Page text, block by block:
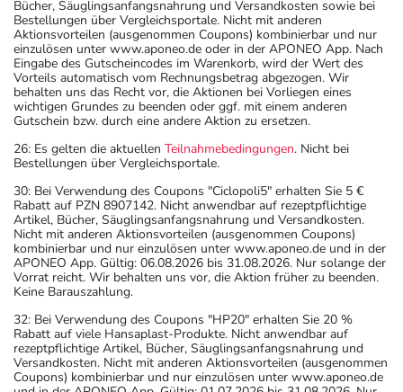
Bücher, Säuglingsanfangsnahrung und Versandkosten sowie bei
Bestellungen über Vergleichsportale. Nicht mit anderen
Aktionsvorteilen (ausgenommen Coupons) kombinierbar und nur
einzulösen unter www.aponeo.de oder in der APONEO App. Nach
Eingabe des Gutscheincodes im Warenkorb, wird der Wert des
Vorteils automatisch vom Rechnungsbetrag abgezogen. Wir
behalten uns das Recht vor, die Aktionen bei Vorliegen eines
wichtigen Grundes zu beenden oder ggf. mit einem anderen
Gutschein bzw. durch eine andere Aktion zu ersetzen.
26: Es gelten die aktuellen Teilnahmebedingungen. Nicht bei
Bestellungen über Vergleichsportale.
30: Bei Verwendung des Coupons "Ciclopoli5" erhalten Sie 5 €
Rabatt auf PZN 8907142. Nicht anwendbar auf rezeptpflichtige
Artikel, Bücher, Säuglingsanfangsnahrung und Versandkosten.
Nicht mit anderen Aktionsvorteilen (ausgenommen Coupons)
kombinierbar und nur einzulösen unter www.aponeo.de und in der
APONEO App. Gültig: 06.08.2026 bis 31.08.2026. Nur solange der
Vorrat reicht. Wir behalten uns vor, die Aktion früher zu beenden.
Keine Barauszahlung.
32: Bei Verwendung des Coupons "HP20" erhalten Sie 20 %
Rabatt auf viele Hansaplast-Produkte. Nicht anwendbar auf
rezeptpflichtige Artikel, Bücher, Säuglingsanfangsnahrung und
Versandkosten. Nicht mit anderen Aktionsvorteilen (ausgenommen
Coupons) kombinierbar und nur einzulösen unter www.aponeo.de